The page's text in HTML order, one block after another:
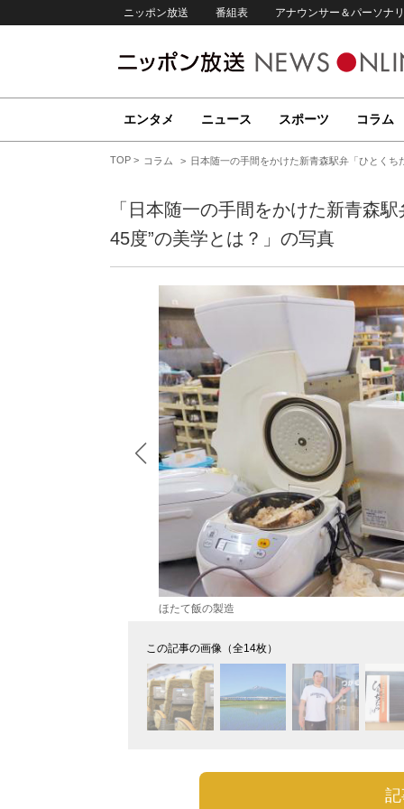
ニッポン放送 番組表 アナウンサー＆パーソナ
エンタメ ニュース スポーツ コラム
TOP コラム 日本随一の手間をかけた新青森駅弁「ひとくち
「日本随一の手間をかけた新青森
45度”の美学とは？」の写真
ほたて飯の製造
この記事の画像（全14枚）